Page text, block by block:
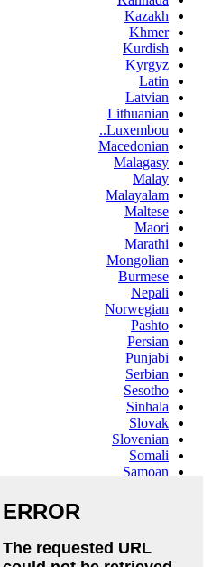
Kazakh
Khmer
Kurdish
Kyrgyz
Latin
Latvian
Lithuanian
Luxembou..
Macedonian
Malagasy
Malay
Malayalam
Maltese
Maori
Marathi
Mongolian
Burmese
Nepali
Norwegian
Pashto
Persian
Punjabi
Serbian
Sesotho
Sinhala
Slovak
Slovenian
Somali
Samoan
Swahili